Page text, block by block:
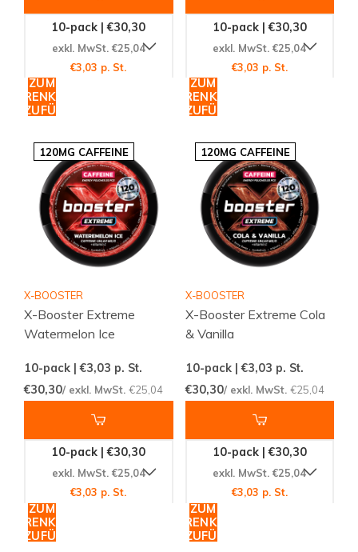
10-pack | €30,30
exkl. MwSt. €25,04
€3,03 p. St.
ZUM
WARENKORB
HINZUFÜGEN
10-pack | €30,30
exkl. MwSt. €25,04
€3,03 p. St.
ZUM
WARENKORB
HINZUFÜGEN
120MG CAFFEINE
X-BOOSTER
X-Booster Extreme
Watermelon Ice
10-pack | €3,03 p. St.
€30,30/ exkl. MwSt. €25,04
10-pack | €30,30
exkl. MwSt. €25,04
€3,03 p. St.
ZUM
WARENKORB
HINZUFÜGEN
120MG CAFFEINE
X-BOOSTER
X-Booster Extreme Cola
& Vanilla
10-pack | €3,03 p. St.
€30,30/ exkl. MwSt. €25,04
10-pack | €30,30
exkl. MwSt. €25,04
€3,03 p. St.
ZUM
WARENKORB
HINZUFÜGEN